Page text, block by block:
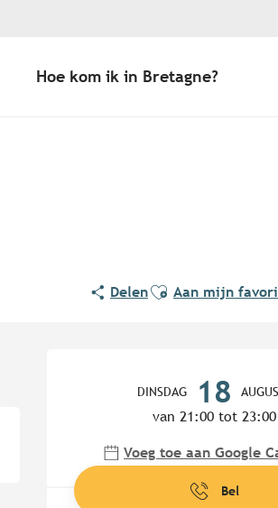
Hoe kom ik in Bretagne?
DelenAjouter aux favoris
Aan mijn
DINSDAG 18
van 21:00 tot 23:00
Voeg toe aan Google
Bel